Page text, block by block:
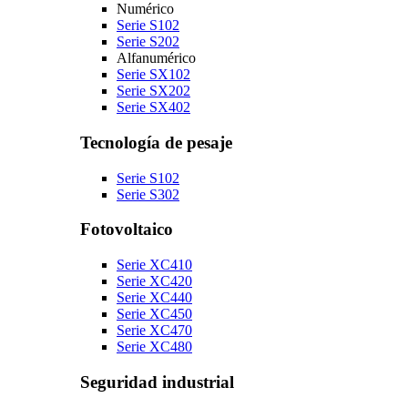
Numérico
Serie S102
Serie S202
Alfanumérico
Serie SX102
Serie SX202
Serie SX402
Tecnología de pesaje
Serie S102
Serie S302
Fotovoltaico
Serie XC410
Serie XC420
Serie XC440
Serie XC450
Serie XC470
Serie XC480
Seguridad industrial